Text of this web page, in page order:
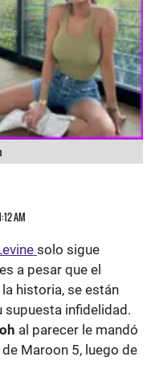
AM
solo sigue
a pesar que el
historia, se están
infidelidad.
al parecer le mandó
Maroon 5, luego de